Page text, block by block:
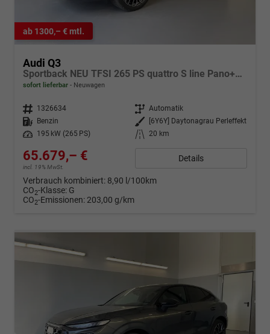
ab 1300,– € mtl.
Audi Q3
Sportback NEU TFSI 265 PS quattro S line Pano+TechPro+Matrix+AHK+HUD+Alu20+KlimaPlus+DCC+SONOS
sofort lieferbar Neuwagen
Fahrzeugnr. 1326634 Getriebe Automatik
Kraftstoff
Benzin Außenfarbe
[6Y6Y] Daytonagrau Perleffekt
Leistung
195 kW (265 PS) Kilometerstand 20 km
65.679,– €
incl. 19% MwSt.
Details
Verbrauch kombiniert: 8,90 l/100km
CO2-Klasse: G
CO2-Emissionen: 203,00 g/km